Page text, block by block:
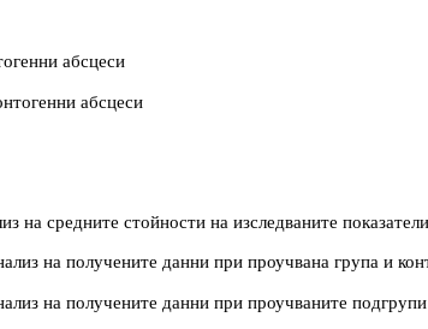
абсцеси
абсцеси
на средните стойности на изследваните
на получените данни при проучвана група и
на получените данни при проучваните